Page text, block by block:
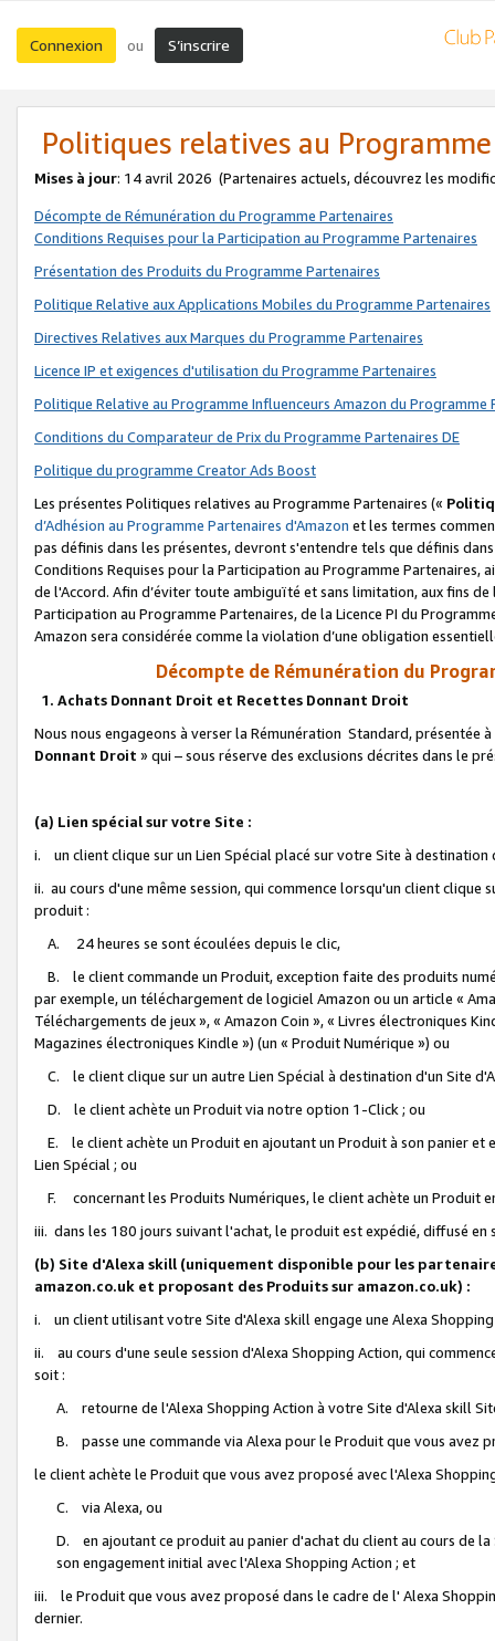
Connexion ou S’inscrire
Politiques relatives au
Mises à jour: 14 avril 2026 (Partenaires actuels, découvrez les
Décompte de Rémunération du Programme Partenaires
Conditions Requises pour la Participation au Programme Partenaires
Présentation des Produits du Programme Partenaires
Politique Relative aux Applications Mobiles du Programme Partenaires
Directives Relatives aux Marques du Programme Partenaires
Licence IP et exigences d'utilisation du Programme Partenaires
Politique Relative au Programme Influenceurs Amazon du Programme
Conditions du Comparateur de Prix du Programme Partenaires DE
Politique du programme Creator Ads Boost
Les présentes Politiques relatives au Programme Partenaires («
d’Adhésion au Programme Partenaires d'Amazon et les termes
pas définis dans les présentes, devront s'entendre tels que définis
Conditions Requises pour la Participation au Programme Partenaires,
de l'Accord. Afin d’éviter toute ambiguïté et sans limitation, aux fins
Participation au Programme Partenaires, de la Licence PI du
Amazon sera considérée comme la violation d’une obligation
Décompte de Rémunération du
1. Achats Donnant Droit et Recettes Donnant Droit
Nous nous engageons à verser la Rémunération Standard, présentée
Donnant Droit » qui – sous réserve des exclusions décrites dans le
(a) Lien spécial sur votre Site :
i. un client clique sur un Lien Spécial placé sur votre Site à destination
ii. au cours d'une même session, qui commence lorsqu'un client
produit :
A. 24 heures se sont écoulées depuis le clic,
B. le client commande un Produit, exception faite des produits
par exemple, un téléchargement de logiciel Amazon ou un article «
Téléchargements de jeux », « Amazon Coin », « Livres électroniques
Magazines électroniques Kindle ») (un « Produit Numérique ») ou
C. le client clique sur un autre Lien Spécial à destination d'un Site
D. le client achète un Produit via notre option 1-Click ; ou
E. le client achète un Produit en ajoutant un Produit à son panier et
Lien Spécial ; ou
F. concernant les Produits Numériques, le client achète un Produit
iii. dans les 180 jours suivant l'achat, le produit est expédié, diffusé
(b) Site d'Alexa skill (uniquement disponible pour les
amazon.co.uk et proposant des Produits sur amazon.co.uk) :
i. un client utilisant votre Site d'Alexa skill engage une Alexa
ii. au cours d'une seule session d'Alexa Shopping Action, qui
soit :
A. retourne de l'Alexa Shopping Action à votre Site d'Alexa skill
B. passe une commande via Alexa pour le Produit que vous avez
le client achète le Produit que vous avez proposé avec l'Alexa
C. via Alexa, ou
D. en ajoutant ce produit au panier d'achat du client au cours de
son engagement initial avec l'Alexa Shopping Action ; et
iii. le Produit que vous avez proposé dans le cadre de l' Alexa
dernier.